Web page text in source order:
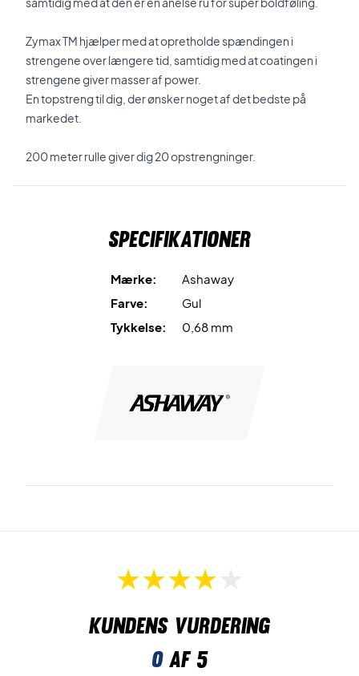
Zymax TM hjælper med at opretholde spændingen i
strengene over længere tid, samtidig med at coatingen i
strengene giver masser af power.
En topstreng til dig, der ønsker noget af det bedste på
markedet.
200 meter rulle giver dig 20 opstrengninger.
Specifikationer
Mærke:
Ashaway
Farve:
Gul
Tykkelse:
0,68 mm
Kundens vurdering
0af 5